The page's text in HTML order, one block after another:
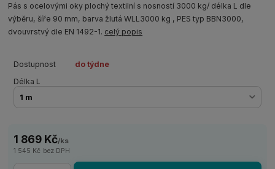
Pás s ocelovými oky plochý textilní s nosností 3000 kg/ délka L dle
výběru, šíře 90 mm, barva žlutá WLL3000 kg , PES typ BBN3000,
dvouvrstvý dle EN 1492-1. celý popis
Dostupnost
do týdne
Délka L
1 869 Kč/ks
1 545 Kč bez DPH